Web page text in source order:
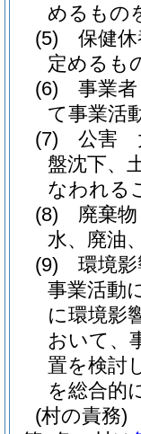
めるもの
(5)
保健
定めるも
(6)
事業
て事業活
(7)
公害
盤沈下、
なわれる
(8)
廃棄
水、廃油
(9)
環境
事業活動
に環境影
おいて、
置を検討
を総合的
(村の責務)